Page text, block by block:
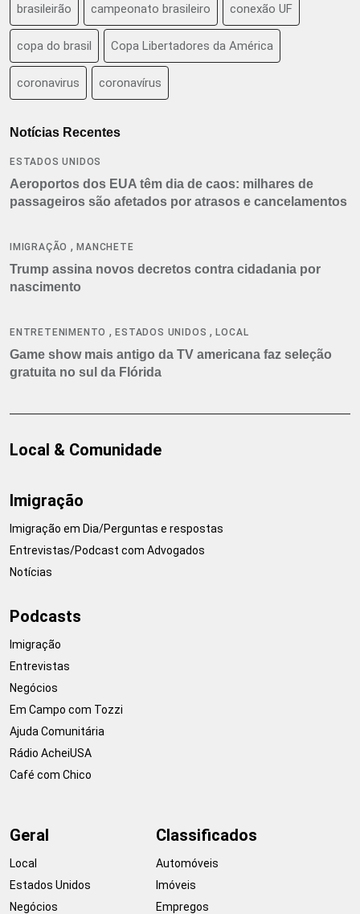
brasileirão campeonato brasileiro conexão UF
copa do brasil Copa Libertadores da América
coronavirus coronavírus
Notícias Recentes
ESTADOS UNIDOS
Aeroportos dos EUA têm dia de caos: milhares de
passageiros são afetados por atrasos e cancelamentos
IMIGRAÇÃO ,MANCHETE
Trump assina novos decretos contra cidadania por
nascimento
ENTRETENIMENTO ,ESTADOS UNIDOS ,LOCAL
Game show mais antigo da TV americana faz seleção
gratuita no sul da Flórida
Local & Comunidade
Imigração
Imigração em Dia/Perguntas e respostas
Entrevistas/Podcast com Advogados
Notícias
Podcasts
Imigração
Entrevistas
Negócios
Em Campo com Tozzi
Ajuda Comunitária
Rádio AcheiUSA
Café com Chico
Geral
Local
Estados Unidos
Negócios
Classificados
Automóveis
Imóveis
Empregos